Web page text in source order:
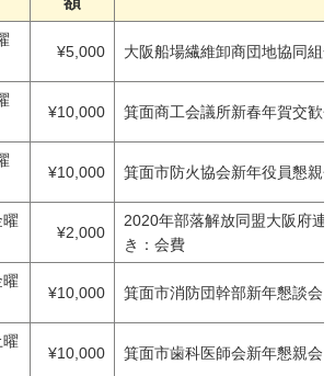
¥5,000 大阪船場繊維卸商団地協同組
¥10,000 箕面商工会議所新春年賀交歓
¥10,000 箕面市防火協会新年役員懇親
¥2,000
2020年部落解放同盟大阪府連
き：会費
¥10,000 箕面市消防団幹部新年懇談会
¥10,000 箕面市歯科医師会新年懇親会